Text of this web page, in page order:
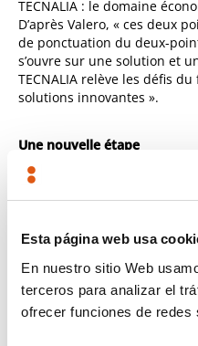
Esta página web usa
En nuestro sitio Web
terceros para analizar el
ofrecer funciones de redes
TECNALIA : le domaine
D’après Valero, « ces deux
de ponctuation du deux-
s’ouvre sur une solution et
TECNALIA relève les défis
solutions innovantes ».
Une nouvelle étape
TECNALIA entame ainsi
précédent, avec lequel
atteint en 2020 des revenus
résultats sont le fruit de la
vers les entreprises menée
il y a 10 ans. En outre, le